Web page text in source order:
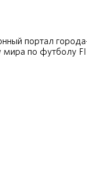
портал
мира по футболу